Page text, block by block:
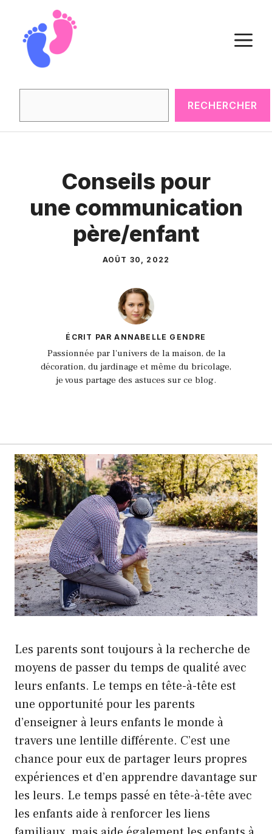
contenu
RECHERCHER
Conseils pour
une communication
père/enfant
AOÛT 30, 2022
ÉCRIT PAR ANNABELLE GENDRE
Passionnée par l'univers de la maison, de la
décoration, du jardinage et même du bricolage,
je vous partage des astuces sur ce blog.
Les parents sont toujours à la recherche de
moyens de passer du temps de qualité avec
leurs enfants. Le temps en tête-à-tête est
une opportunité pour les parents
d’enseigner à leurs enfants le monde à
travers une lentille différente. C’est une
chance pour eux de partager leurs propres
expériences et d’en apprendre davantage sur
les leurs. Le temps passé en tête-à-tête avec
les enfants aide à renforcer les liens